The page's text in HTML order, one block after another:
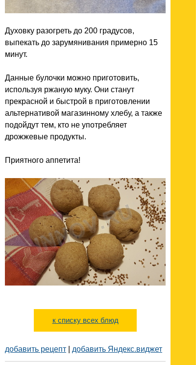
Духовку разогреть до 200 градусов,
выпекать до зарумянивания примерно 15
минут.
Данные булочки можно приготовить,
используя ржаную муку. Они станут
прекрасной и быстрой в приготовлении
альтернативой магазинному хлебу, а также
подойдут тем, кто не употребляет
дрожжевые продукты.
Приятного аппетита!
к списку всех блюд
добавить рецепт добавить Яндекс.виджет